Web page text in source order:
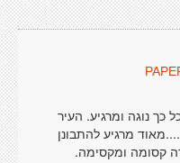
נוגה ומרגיע. העיר
מרגיע להתבונן
קסומה ומקסימה.